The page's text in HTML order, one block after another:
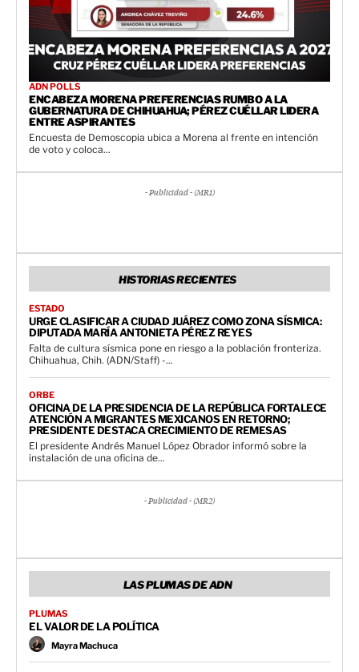
ADN POLLS
ENCABEZA MORENA PREFERENCIAS RUMBO A LA
GUBERNATURA DE CHIHUAHUA; PÉREZ CUÉLLAR LIDERA
ENTRE ASPIRANTES
Encuesta de Demoscopia ubica a Morena al frente en intención
de voto y coloca...
- Publicidad - (MR1)
HISTORIAS RECIENTES
ESTADO
URGE CLASIFICAR A CIUDAD JUÁREZ COMO ZONA SÍSMICA:
DIPUTADA MARÍA ANTONIETA PÉREZ REYES
Falta de cultura sísmica pone en riesgo a la población fronteriza.
Chihuahua, Chih. (ADN/Staff) -...
ORBE
OFICINA DE LA PRESIDENCIA DE LA REPÚBLICA FORTALECE
ATENCIÓN A MIGRANTES MEXICANOS EN RETORNO;
PRESIDENTE DESTACA CRECIMIENTO DE REMESAS
El presidente Andrés Manuel López Obrador informó sobre la
instalación de una oficina de...
- Publicidad - (MR2)
LAS PLUMAS DE ADN
PLUMAS
EL VALOR DE LA POLÍTICA
Mayra Machuca